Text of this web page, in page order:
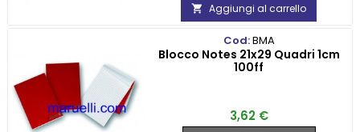
 Aggiungi al carrello
Cod:BMA
Blocco Notes 21x29 Quadri 1cm
100ff
Prezzo
3,62 €